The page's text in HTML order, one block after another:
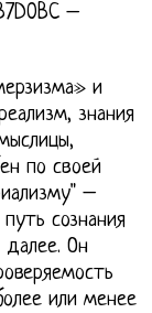
–
и
знания
по своей
–
сознания
далее. Он
или менее